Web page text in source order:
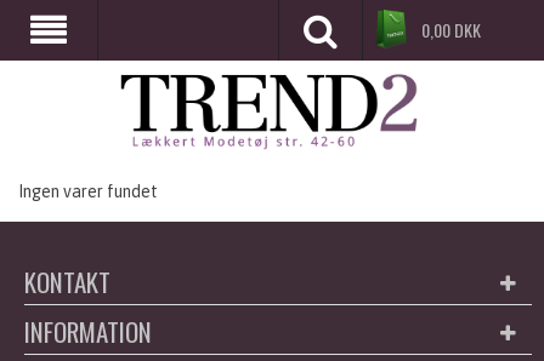
0,00DKK
Ingen varer fundet
KONTAKT
INFORMATION